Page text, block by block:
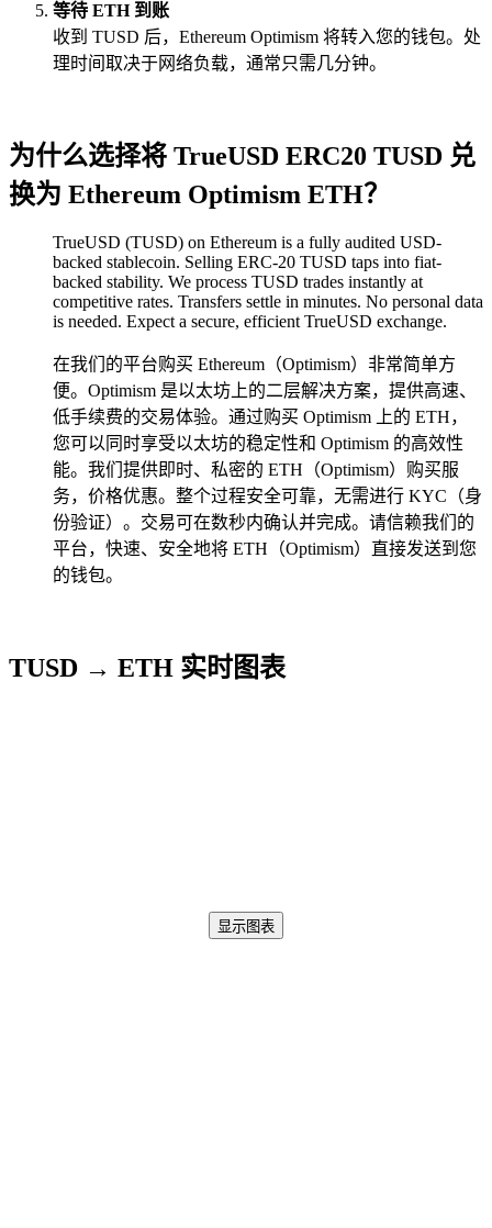
等待 ETH 到账
收到 TUSD 后，Ethereum Optimism 将转入您的钱包。处
理时间取决于网络负载，通常只需几分钟。
为什么选择将 TrueUSD ERC20 TUSD 兑
换为 Ethereum Optimism ETH？
TrueUSD (TUSD) on Ethereum is a fully audited USD-
backed stablecoin. Selling ERC-20 TUSD taps into fiat-
backed stability. We process TUSD trades instantly at
competitive rates. Transfers settle in minutes. No personal data
is needed. Expect a secure, efficient TrueUSD exchange.
在我们的平台购买 Ethereum（Optimism）非常简单方
便。Optimism 是以太坊上的二层解决方案，提供高速、
低手续费的交易体验。通过购买 Optimism 上的 ETH，
您可以同时享受以太坊的稳定性和 Optimism 的高效性
能。我们提供即时、私密的 ETH（Optimism）购买服
务，价格优惠。整个过程安全可靠，无需进行 KYC（身
份验证）。交易可在数秒内确认并完成。请信赖我们的
平台，快速、安全地将 ETH（Optimism）直接发送到您
的钱包。
TUSD → ETH 实时图表
显示图表